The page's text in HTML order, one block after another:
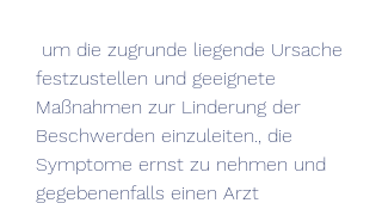
festzustellen und geeignete
Maßnahmen zur Linderung der
Beschwerden einzuleiten., die
Symptome ernst zu nehmen und
gegebenenfalls einen Arzt